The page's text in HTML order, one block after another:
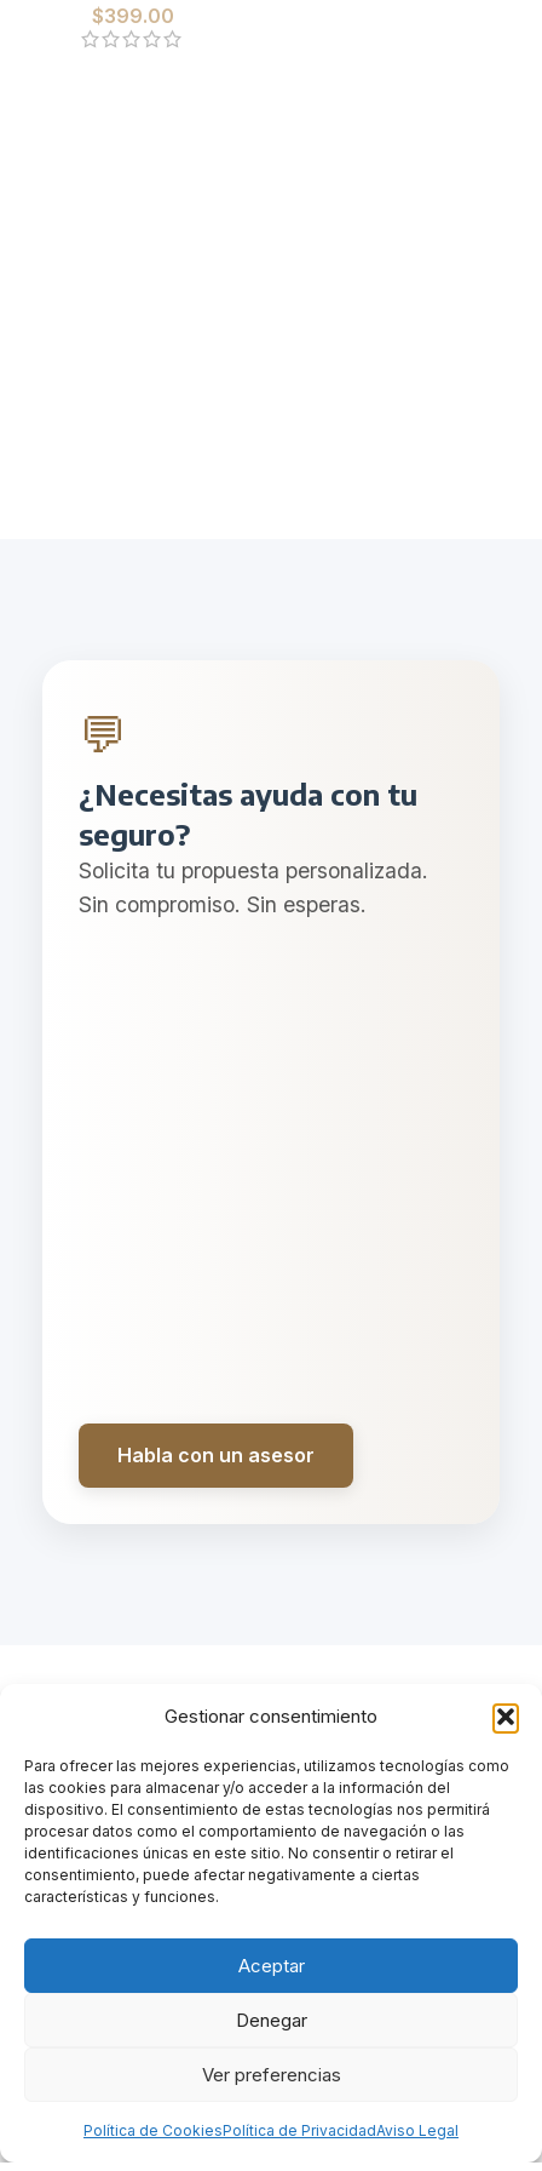
Gestionar consentimiento
Para ofrecer las mejores experiencias, utilizamos tecnologías como
las cookies para almacenar y/o acceder a la información del
dispositivo. El consentimiento de estas tecnologías nos permitirá
procesar datos como el comportamiento de navegación o las
identificaciones únicas en este sitio. No consentir o retirar el
consentimiento, puede afectar negativamente a ciertas
características y funciones.
Aceptar
Denegar
Ver preferencias
Política de CookiesPolítica de PrivacidadAviso Legal
$399.00
💬
¿Necesitas ayuda con tu
seguro?
Solicita tu propuesta personalizada.
Sin compromiso. Sin esperas.
Habla con un asesor
Protegemos lo que más te
importa, con el respaldo de las
mejores aseguradoras.
Grupo Fanjul